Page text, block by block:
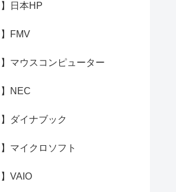
】日本HP
】FMV
】マウスコンピューター
】NEC
】ダイナブック
】マイクロソフト
】VAIO